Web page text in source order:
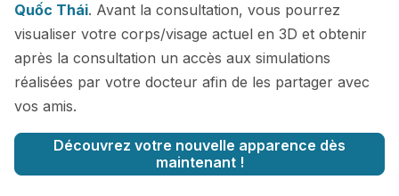
Quốc Thái. Avant la consultation, vous pourrez
visualiser votre corps/visage actuel en 3D et obtenir
après la consultation un accès aux simulations
réalisées par votre docteur afin de les partager avec
vos amis.
Découvrez votre nouvelle apparence dès
maintenant !